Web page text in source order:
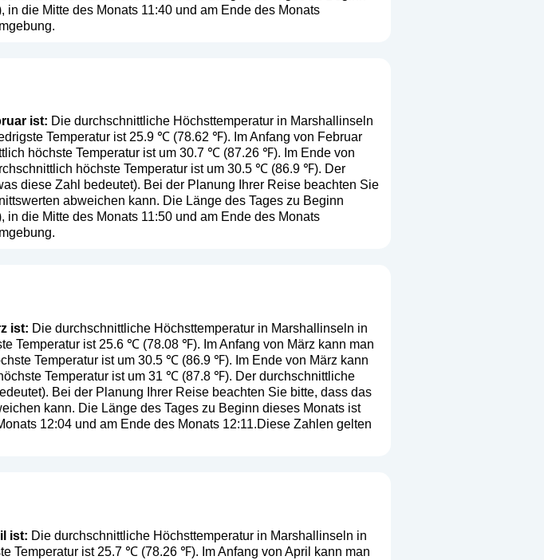
die Mitte des Monats 11:40 und am Ende des Monats
ist: Die durchschnittliche Höchsttemperatur in Marshallinseln
Temperatur ist 25.9 ℃ (78.62 ℉). Im Anfang von Februar
höchste Temperatur ist um 30.7 ℃ (87.26 ℉). Im Ende von
höchste Temperatur ist um 30.5 ℃ (86.9 ℉). Der
diese Zahl bedeutet). Bei der Planung Ihrer Reise beachten Sie
abweichen kann. Die Länge des Tages zu Beginn
die Mitte des Monats 11:50 und am Ende des Monats
ist: Die durchschnittliche Höchsttemperatur in Marshallinseln in
Temperatur ist 25.6 ℃ (78.08 ℉). Im Anfang von März kann man
Temperatur ist um 30.5 ℃ (86.9 ℉). Im Ende von März kann
Temperatur ist um 31 ℃ (87.8 ℉). Der durchschnittliche
). Bei der Planung Ihrer Reise beachten Sie bitte, dass das
kann. Die Länge des Tages zu Beginn dieses Monats ist
12:04 und am Ende des Monats 12:11.Diese Zahlen gelten
ist: Die durchschnittliche Höchsttemperatur in Marshallinseln in
Temperatur ist 25.7 ℃ (78.26 ℉). Im Anfang von April kann man